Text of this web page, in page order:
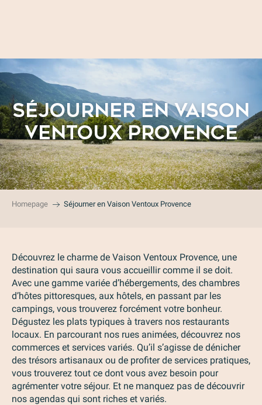
SÉJOURNER EN VAISON
VENTOUX PROVENCE
Homepage Séjourner en Vaison Ventoux Provence
Découvrez le charme de Vaison Ventoux Provence, une
destination qui saura vous accueillir comme il se doit.
Avec une gamme variée d’hébergements, des chambres
d’hôtes pittoresques, aux hôtels, en passant par les
campings, vous trouverez forcément votre bonheur.
Dégustez les plats typiques à travers nos restaurants
locaux. En parcourant nos rues animées, découvrez nos
commerces et services variés. Qu’il s’agisse de dénicher
des trésors artisanaux ou de profiter de services pratiques,
vous trouverez tout ce dont vous avez besoin pour
agrémenter votre séjour. Et ne manquez pas de découvrir
nos agendas qui sont riches et variés.